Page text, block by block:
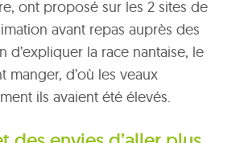
ont proposé sur les 2 sites de
avant repas auprès des
d’expliquer la race nantaise, le
manger, d’où les veaux
ils avaient été élevés.